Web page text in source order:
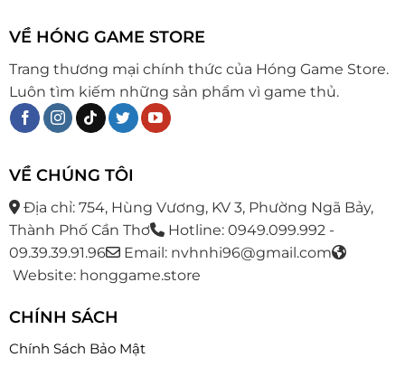
VỀ HÓNG GAME STORE
Trang thương mại chính thức của Hóng Game Store.
Luôn tìm kiếm những sản phẩm vì game thủ.
VỀ CHÚNG TÔI
Địa chỉ: 754, Hùng Vương, KV 3, Phường Ngã Bảy,
Thành Phố Cần Thơ
Hotline: 0949.099.992 -
09.39.39.91.96
Email: nvhnhi96@gmail.com
Website: honggame.store
CHÍNH SÁCH
Chính Sách Bảo Mật